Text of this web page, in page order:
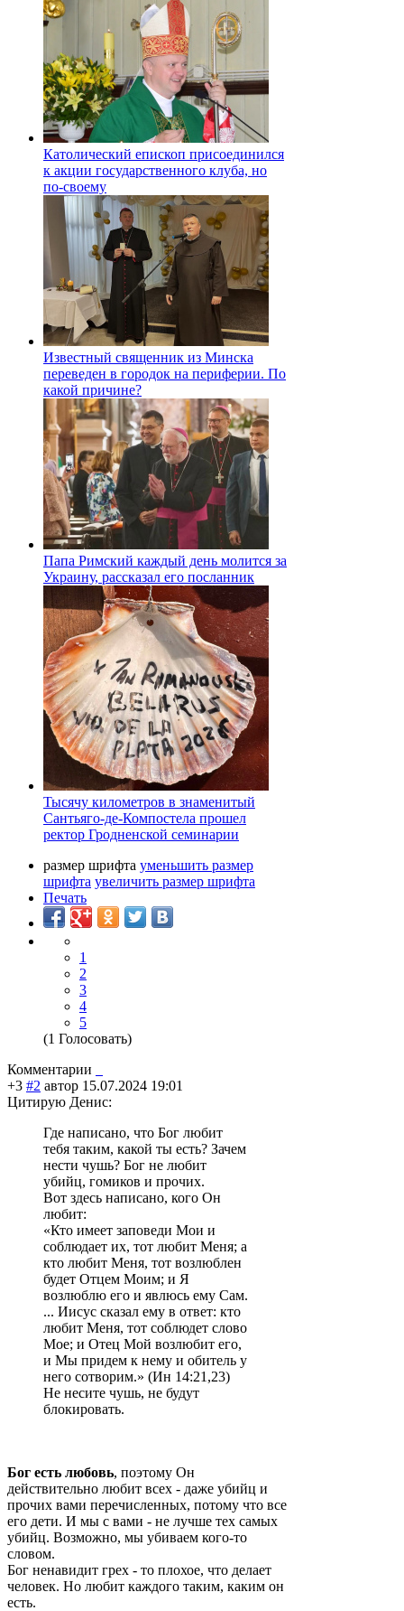
Католический епископ присоединился
к акции государственного клуба, но
по-своему
Известный священник из Минска
переведен в городок на периферии. По
какой причине?
Папа Римский каждый день молится за
Украину, рассказал его посланник
Тысячу километров в знаменитый
Сантьяго-де-Компостела прошел
ректор Гродненской семинарии
размер шрифта уменьшить размер
шрифта увеличить размер шрифта
Печать
1
2
3
4
5
(1 Голосовать)
Комментарии
+3 #2 автор 15.07.2024 19:01
Цитирую Денис:
Где написано, что Бог любит
тебя таким, какой ты есть? Зачем
нести чушь? Бог не любит
убийц, гомиков и прочих.
Вот здесь написано, кого Он
любит:
«Кто имеет заповеди Мои и
соблюдает их, тот любит Меня; а
кто любит Меня, тот возлюблен
будет Отцем Моим; и Я
возлюблю его и явлюсь ему Сам.
... Иисус сказал ему в ответ: кто
любит Меня, тот соблюдет слово
Мое; и Отец Мой возлюбит его,
и Мы придем к нему и обитель у
него сотворим.» (Ин 14:21,23)
Не несите чушь, не будут
блокировать.
Бог есть любовь, поэтому Он
действительно любит всех - даже убийц и
прочих вами перечисленных, потому что все
его дети. И мы с вами - не лучше тех самых
убийц. Возможно, мы убиваем кого-то
словом.
Бог ненавидит грех - то плохое, что делает
человек. Но любит каждого таким, каким он
есть.